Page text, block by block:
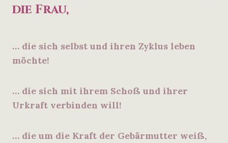
die Frau,
… die sich selbst und ihren Zyklus leben
möchte!
… die sich mit ihrem Schoß und ihrer
Urkraft verbinden will!
… die um die Kraft der Gebärmutter weiß,